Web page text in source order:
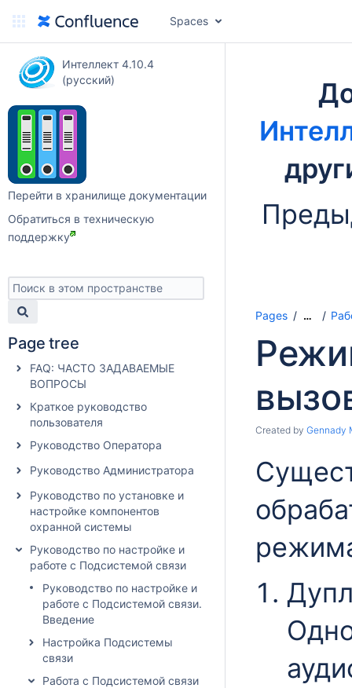
Spaces
Интеллект 4.10.4
(русский)
Перейти в хранилище документации
Обратиться в техническую
поддержку
Page tree
FAQ: ЧАСТО ЗАДАВАЕМЫЕ
ВОПРОСЫ
Краткое руководство
пользователя
Руководство Оператора
Руководство Администратора
Руководство по установке и
настройке компонентов
охранной системы
Руководство по настройке и
работе с Подсистемой связи
Руководство по настройке и
работе с Подсистемой связи.
Введение
Настройка Подсистемы
связи
Работа с Подсистемой связи
Pages …
Created by Gennady